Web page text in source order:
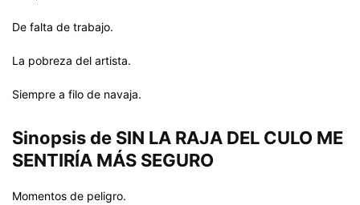
De falta de trabajo.
La pobreza del artista.
Siempre a filo de navaja.
Sinopsis de SIN LA RAJA DEL CULO ME
SENTIRÍA MÁS SEGURO
Momentos de peligro.